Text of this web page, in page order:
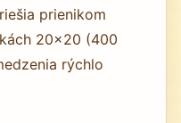
prienikom
20×20 (400
rýchlo